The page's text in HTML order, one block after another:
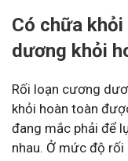
Có chữa
dương khỏi
Rối loạn cương
khỏi hoàn toàn
đang mắc phải để
nhau. Ở mức độ